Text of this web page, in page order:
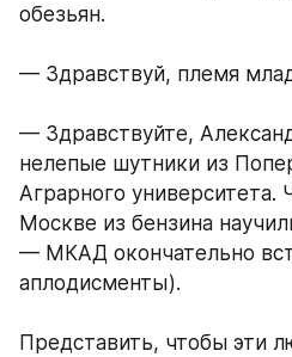
обезьян.
— Здравствуй, племя
— Здравствуйте,
нелепые шутники из
Аграрного университета.
Москве из бензина
— МКАД окончательно
аплодисменты).
Представить, чтобы эти